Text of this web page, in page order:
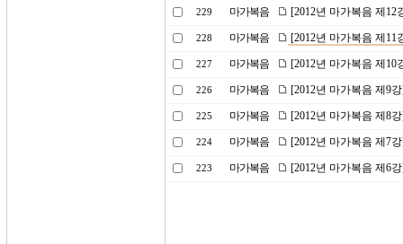
229 마가복음 [2012년 마가복음 제12
228 마가복음 [2012년 마가복음 제11
227 마가복음 [2012년 마가복음 제10
226 마가복음 [2012년 마가복음 제9
225 마가복음 [2012년 마가복음 제8
224 마가복음 [2012년 마가복음 제7
223 마가복음 [2012년 마가복음 제6